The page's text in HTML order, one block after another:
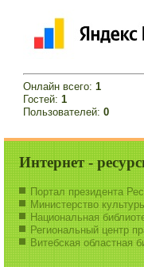
Онлайн всего:1
Гостей:1
Пользователей:0
Интернет -
Портал президента
Министерство
Национальная
Региональный центр
Витебская областная